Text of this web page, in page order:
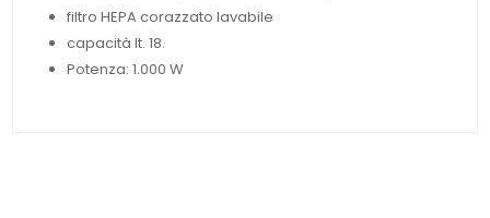
filtro HEPA corazzato lavabile
capacità lt. 18.
Potenza: 1.000 W